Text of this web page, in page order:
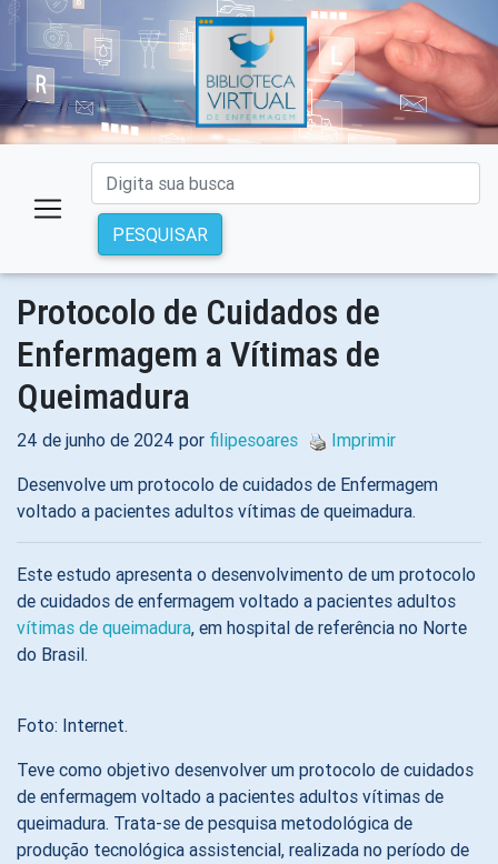
PESQUISAR
Protocolo de Cuidados de
Enfermagem a Vítimas de
Queimadura
24 de junho de 2024 por filipesoares
Imprimir
Desenvolve um protocolo de cuidados de Enfermagem
voltado a pacientes adultos vítimas de queimadura.
Este estudo apresenta o desenvolvimento de um protocolo
de cuidados de enfermagem voltado a pacientes adultos
vítimas de queimadura, em hospital de referência no Norte
do Brasil.
Foto: Internet.
Teve como objetivo desenvolver um protocolo de cuidados
de enfermagem voltado a pacientes adultos vítimas de
queimadura. Trata-se de pesquisa metodológica de
produção tecnológica assistencial, realizada no período de